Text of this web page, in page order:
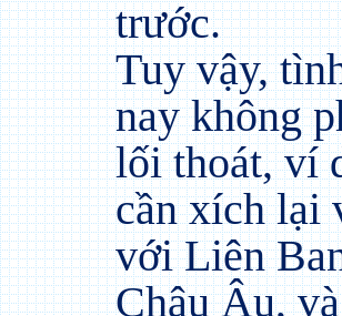
trước.
Tuy vậy,
nay không
lối thoát, ví
cần xích lại
với Liên
Châu Âu,